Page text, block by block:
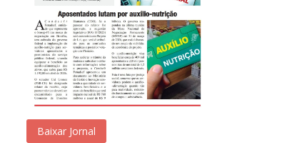
Baixar Jornal